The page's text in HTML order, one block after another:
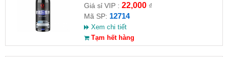
Giá sỉ VIP : 22,000₫
Mã SP: 12714
Xem chi tiết
Tạm hết hàng